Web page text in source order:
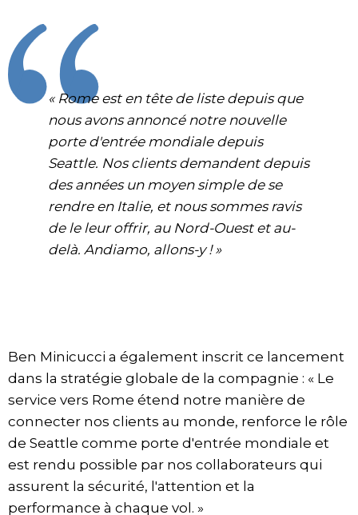
« Rome est en tête de liste depuis que
nous avons annoncé notre nouvelle
porte d'entrée mondiale depuis
Seattle. Nos clients demandent depuis
des années un moyen simple de se
rendre en Italie, et nous sommes ravis
de le leur offrir, au Nord-Ouest et au-
delà. Andiamo, allons-y ! »
Ben Minicucci a également inscrit ce lancement
dans la stratégie globale de la compagnie : « Le
service vers Rome étend notre manière de
connecter nos clients au monde, renforce le rôle
de Seattle comme porte d'entrée mondiale et
est rendu possible par nos collaborateurs qui
assurent la sécurité, l'attention et la
performance à chaque vol. »